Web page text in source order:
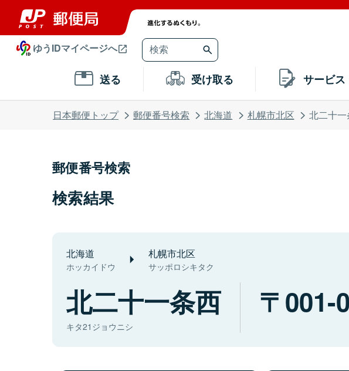
ゆうIDマイページへ
送る 受け取る サービス
日本郵便トップ 郵便番号検索 北海道 札幌市北区 北二十
郵便番号検索
検索結果
北海道
ホッカイドウ
札幌市北区
サッポロシキタク
北二十一条西
キタ21ジョウニシ
001-